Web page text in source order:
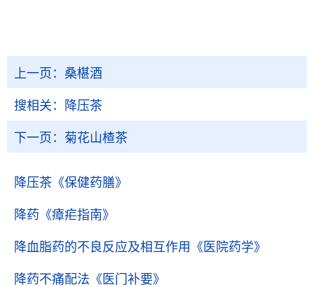
上一页： 桑椹酒
搜相关： 降压茶
下一页： 菊花山楂茶
降压茶 《保健药膳》
降药 《瘴疟指南》
降血脂药的不良反应及相互作用 《医院药学》
降药不痛配法 《医门补要》